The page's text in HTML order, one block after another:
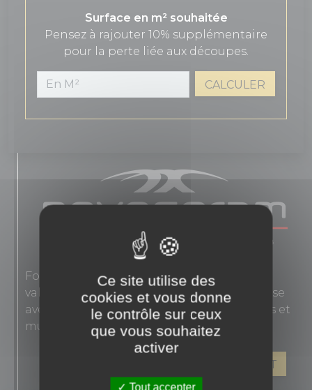
Surface en m² souhaitée
Pensez à rajouter 10% supplémentaire
pour la perte liée aux découpes.
CALCULER
Fondée en 1863, Novoceram interprète les
valeurs authentiques de l'élégance française
avec des carreaux en grès cérame pour sols et
murs.
VOIR LES PRODUITS DE CE FABRICANT
Ce site utilise des
cookies et vous donne
le contrôle sur ceux
que vous souhaitez
activer
Tout accepter